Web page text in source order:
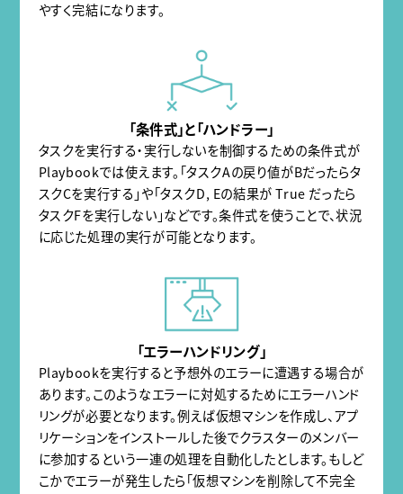
やすく完結になります。
「条件式」と「ハンドラー」
タスクを実行する・実行しないを制御するための条件式が
Playbookでは使えます。「タスクAの戻り値がBだったらタ
スクCを実行する」や「タスクD, Eの結果が True だったら
タスクFを実行しない」などです。条件式を使うことで、状況
に応じた処理の実行が可能となります。
「エラーハンドリング」
Playbookを実行すると予想外のエラーに遭遇する場合が
あります。このようなエラーに対処するためにエラーハンド
リングが必要となります。例えば仮想マシンを作成し、アプ
リケーションをインストールした後でクラスターのメンバー
に参加するという一連の処理を自動化したとします。もしど
こかでエラーが発生したら「仮想マシンを削除して不完全